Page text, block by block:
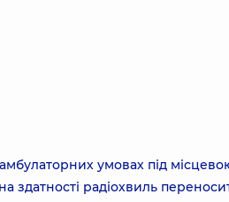
умовах під
здатності радіохвиль